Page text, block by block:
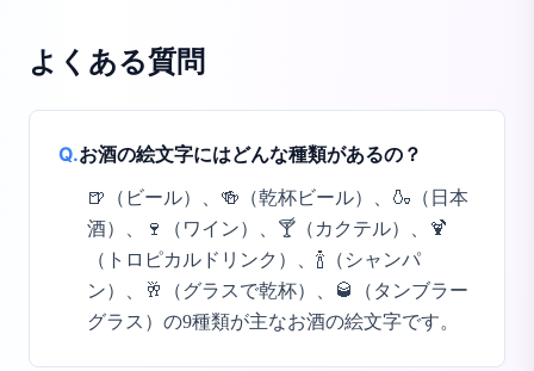
よくある質問
Q.お酒の絵文字にはどんな種類があるの？
🍺（ビール）、🍻（乾杯ビール）、🍶（日本
酒）、🍷（ワイン）、🍸（カクテル）、🍹
（トロピカルドリンク）、🍾（シャンパ
ン）、🥂（グラスで乾杯）、🥃（タンブラー
グラス）の9種類が主なお酒の絵文字です。